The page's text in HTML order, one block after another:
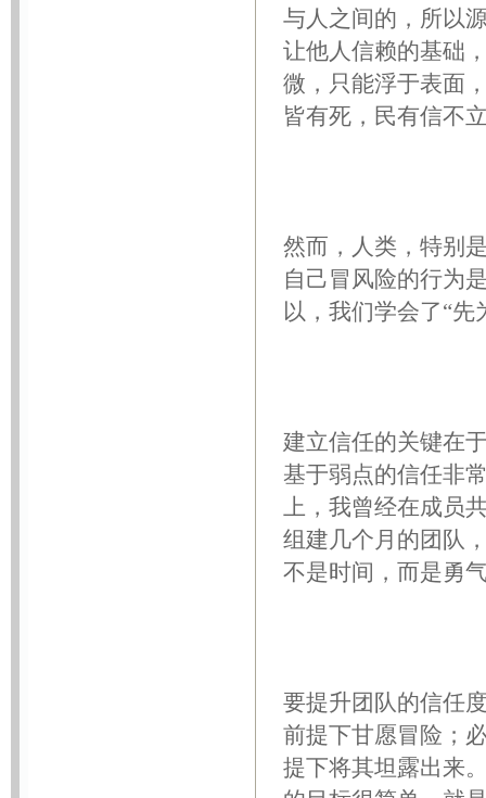
与人之间的，所以
让他人信赖的基础
微，只能浮于表面
皆有死，民有信不
然而，人类，特别
自己冒风险的行为
以，我们学会了“
建立信任的关键在
基于弱点的信任非
上，我曾经在成员
组建几个月的团队
不是时间，而是勇
要提升团队的信任
前提下甘愿冒险；
提下将其坦露出来